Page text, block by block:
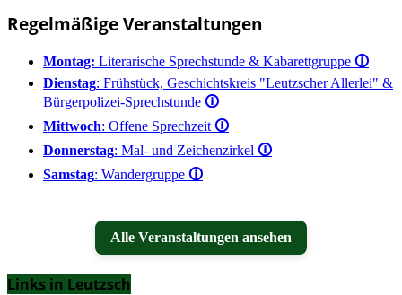
Regelmäßige Veranstaltungen
Montag: Literarische Sprechstunde & Kabarettgruppe 🛈
Dienstag: Frühstück, Geschichtskreis "Leutzscher Allerlei" &
Bürgerpolizei-Sprechstunde 🛈
Mittwoch: Offene Sprechzeit 🛈
Donnerstag: Mal- und Zeichenzirkel 🛈
Samstag: Wandergruppe 🛈
Alle Veranstaltungen ansehen
Links in Leutzsch